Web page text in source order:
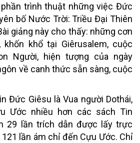
trình thuật những việc Đức
bố Nước Trời: Triều Đại Thiên
giảng này cho thấy: những cơn
khổ tại Giêrusalem, cuộc
Người, hiện tượng của ngày
về canh thức sẵn sàng, cuộc
Đức Giêsu là Vua người Dothái,
Ước nhiều hơn các sách Tin
29 lần trích dẫn được lấy trực
lần ám chỉ đến Cựu Ước. Chỉ